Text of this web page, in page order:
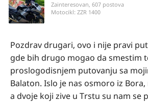
Zainteresovan, 607 postova
Motocikl: ZZR 1400
Pozdrav drugari, ovo i nije pravi
gde bih drugo mogao da smestim
proslogodisnjem putovanju sa
Balaton. Islo je nas osmoro iz
a dvoje koji zive u Trstu su nam se